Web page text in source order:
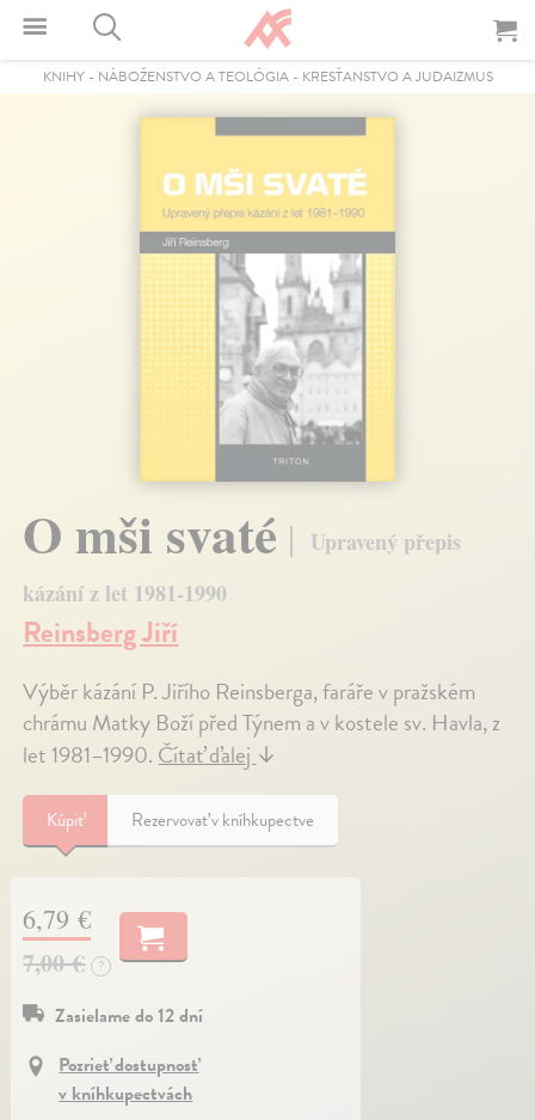
KNIHY- NÁBOŽENSTVO A TEOLÓGIA- KRESŤANSTVO A JUDAIZMUS
O mši svaté
Upravený přepis
kázání z let 1981-1990
Reinsberg Jiří
Výběr kázání P. Jiřího Reinsberga, faráře v pražském
chrámu Matky Boží před Týnem a v kostele sv. Havla, z
let 1981–1990.Čítať ďalej↓
Kúpiť Rezervovať v kníhkupectve
6,79 €
7,00 €
?
Zasielame do 12 dní
Pozrieť dostupnosť
v kníhkupectvách